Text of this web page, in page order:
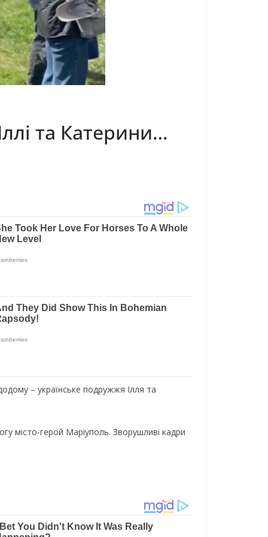
та Катерини…
– українське подружжя Ілля та
місто-герой Маріуполь. Зворушливі кадри